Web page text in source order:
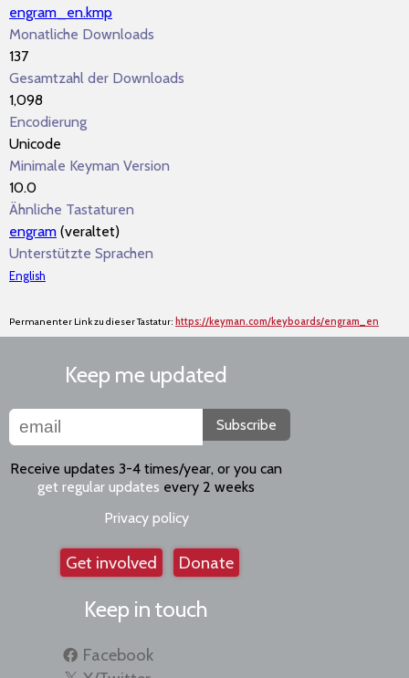
engram_en.kmp
Monatliche Downloads
137
Gesamtzahl der Downloads
1,098
Encodierung
Unicode
Minimale Keyman Version
10.0
Ähnliche Tastaturen
engram (veraltet)
Unterstützte Sprachen
English
Permanenter Link zu dieser Tastatur: https://keyman.com/keyboards/engram_en
Keep me updated
Subscribe
Receive updates 3-4 times/year, or you can
get regular updates every 2 weeks
Privacy policy
Get involved Donate
Keep in touch
Facebook